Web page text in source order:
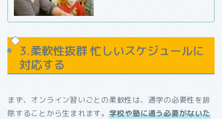
3.柔軟性抜群 忙しいスケジュールに
対応する
まず、オンライン習いごとの柔軟性は、通学の必要性を排
除することから生まれます。 学校や塾に通う必要がないた